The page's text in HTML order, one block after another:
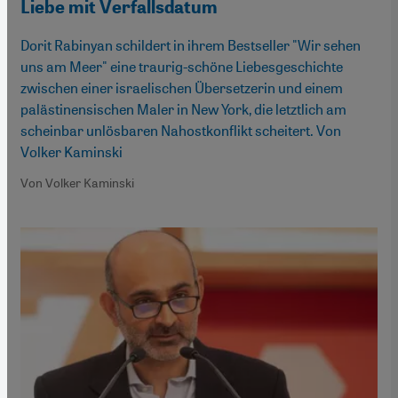
Liebe mit Verfallsdatum
Dorit Rabinyan schildert in ihrem Bestseller "Wir sehen
uns am Meer" eine traurig-schöne Liebesgeschichte
zwischen einer israelischen Übersetzerin und einem
palästinensischen Maler in New York, die letztlich am
scheinbar unlösbaren Nahostkonflikt scheitert. Von
Volker Kaminski
Von Volker Kaminski